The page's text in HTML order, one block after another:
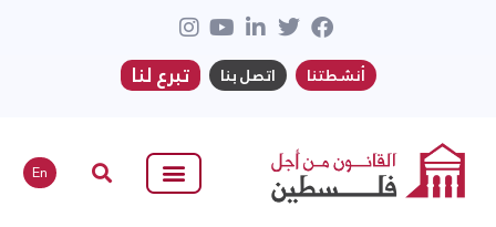
أنشطتنا اتصل بنا تبرع لنا
En